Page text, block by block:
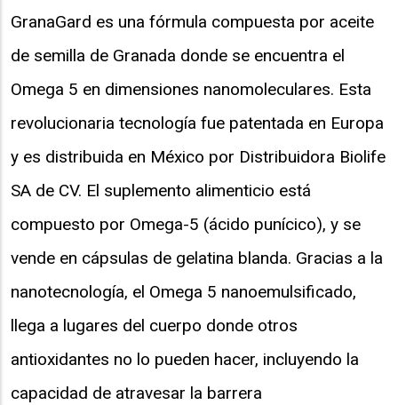
GranaGard es una fórmula compuesta por aceite
de semilla de Granada donde se encuentra el
Omega 5 en dimensiones nanomoleculares. Esta
revolucionaria tecnología fue patentada en Europa
y es distribuida en México por Distribuidora Biolife
SA de CV. El suplemento alimenticio está
compuesto por Omega-5 (ácido punícico), y se
vende en cápsulas de gelatina blanda. Gracias a la
nanotecnología, el Omega 5 nanoemulsificado,
llega a lugares del cuerpo donde otros
antioxidantes no lo pueden hacer, incluyendo la
capacidad de atravesar la barrera